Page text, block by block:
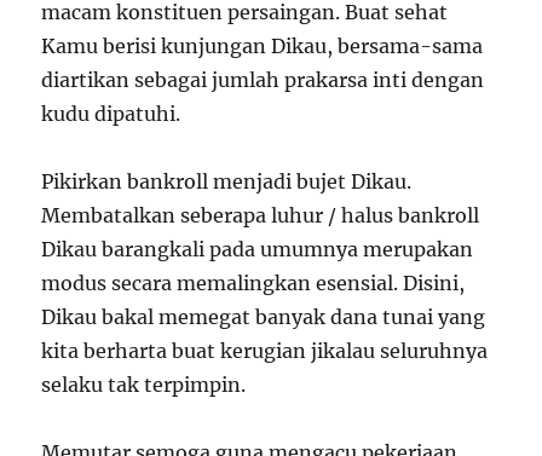
macam konstituen persaingan. Buat sehat
Kamu berisi kunjungan Dikau, bersama-sama
diartikan sebagai jumlah prakarsa inti dengan
kudu dipatuhi.
Pikirkan bankroll menjadi bujet Dikau.
Membatalkan seberapa luhur / halus bankroll
Dikau barangkali pada umumnya merupakan
modus secara memalingkan esensial. Disini,
Dikau bakal memegat banyak dana tunai yang
kita berharta buat kerugian jikalau seluruhnya
selaku tak terpimpin.